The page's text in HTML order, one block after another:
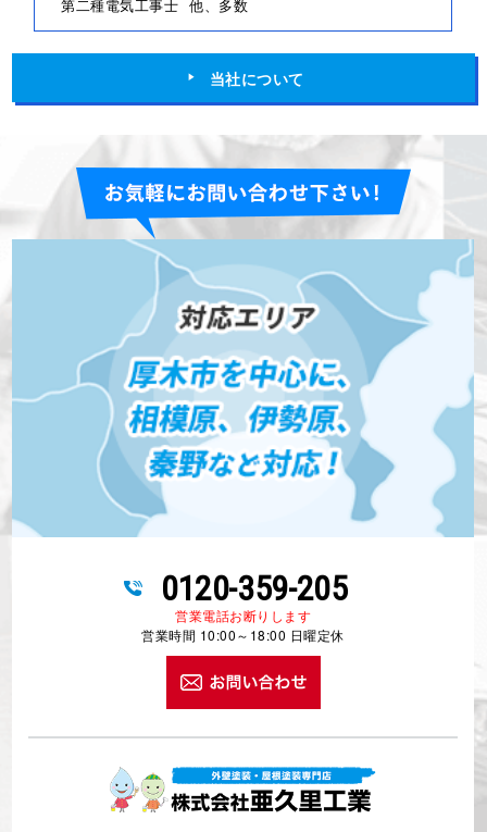
第二種電気工事士 他、多数
当社について
0120-359-205
営業電話お断りします
営業時間 10:00～18:00 日曜定休